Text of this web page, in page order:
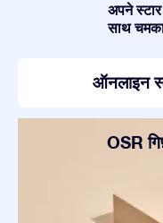
अपने
साथ
ऑनलाइन
OSR